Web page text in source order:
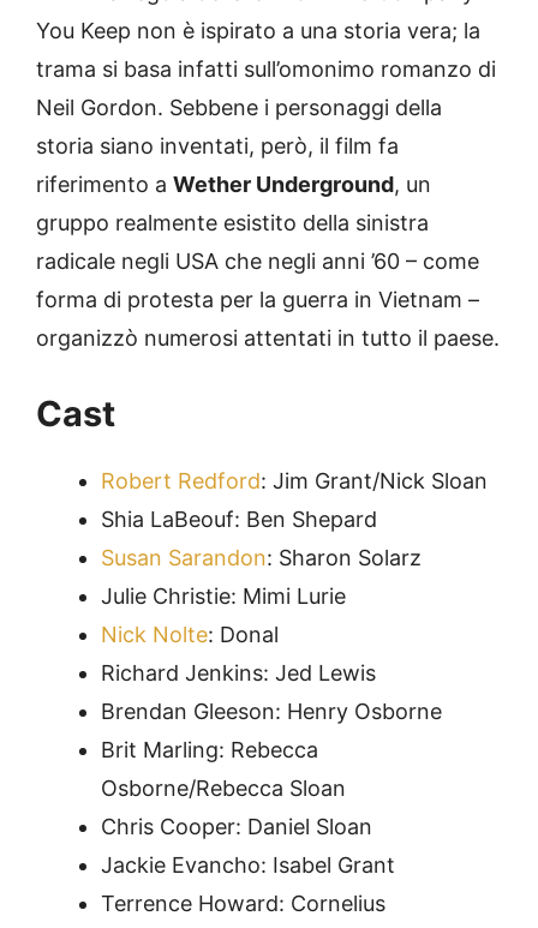
You Keep non è ispirato a una storia vera; la
trama si basa infatti sull’omonimo romanzo di
Neil Gordon. Sebbene i personaggi della
storia siano inventati, però, il film fa
riferimento a Wether Underground, un
gruppo realmente esistito della sinistra
radicale negli USA che negli anni ’60 – come
forma di protesta per la guerra in Vietnam –
organizzò numerosi attentati in tutto il paese.
Cast
Robert Redford: Jim Grant/Nick Sloan
Shia LaBeouf: Ben Shepard
Susan Sarandon: Sharon Solarz
Julie Christie: Mimi Lurie
Nick Nolte: Donal
Richard Jenkins: Jed Lewis
Brendan Gleeson: Henry Osborne
Brit Marling: Rebecca
Osborne/Rebecca Sloan
Chris Cooper: Daniel Sloan
Jackie Evancho: Isabel Grant
Terrence Howard: Cornelius